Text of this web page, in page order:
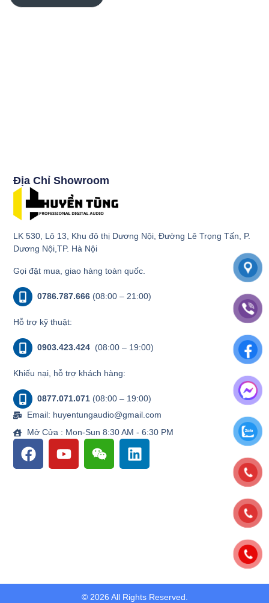
Địa Chỉ Showroom
LK 530, Lô 13, Khu đô thị Dương Nội, Đường Lê Trọng Tấn, P.
Dương Nội,TP. Hà Nội
Gọi đặt mua, giao hàng toàn quốc.
0786.787.666 (08:00 – 21:00)
Hỗ trợ kỹ thuật:
0903.423.424 (08:00 – 19:00)
Khiếu nại, hỗ trợ khách hàng:
0877.071.071 (08:00 – 19:00)
Email: huyentungaudio@gmail.com
Mở Cửa : Mon-Sun 8:30 AM - 6:30 PM
© 2026 All Rights Reserved.